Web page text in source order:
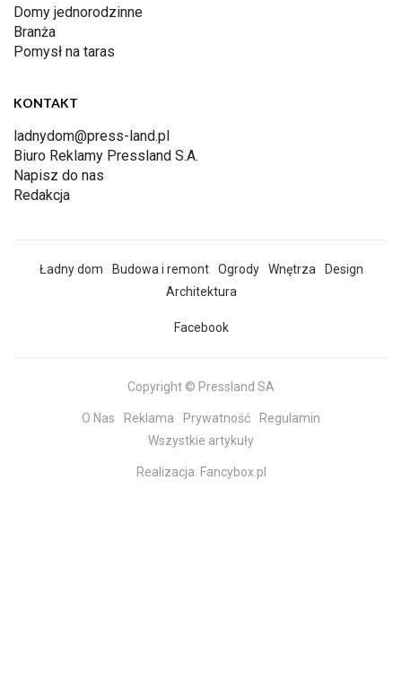
Domy jednorodzinne
Branża
Pomysł na taras
KONTAKT
ladnydom@press-land.pl
Biuro Reklamy Pressland S.A.
Napisz do nas
Redakcja
Ładny dom Budowa i remont Ogrody Wnętrza
Design
Architektura
Facebook
Copyright © Pressland SA
O Nas Reklama Prywatność
Regulamin
Wszystkie artykuły
Realizacja: Fancybox.pl